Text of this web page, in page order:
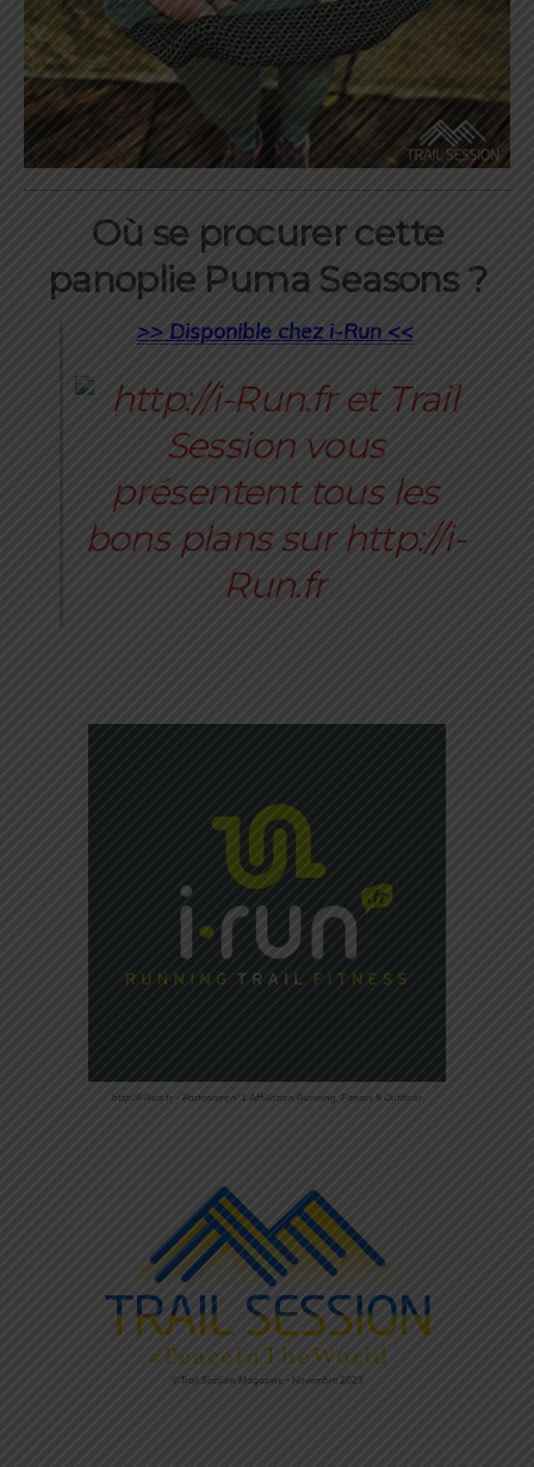
Où se procurer cette
panoplie Puma Seasons ?
>> Disponible chez i-Run <<
http://i-Run.fr – Partenaire n°1 Affiliation Running, Fitness & Outdoor
©Trail Session Magazine – Novembre 2023